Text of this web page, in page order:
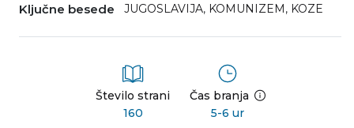
Ključne besede
JUGOSLAVIJA, KOMUNIZEM, KOZE
Število strani
160
Čas branja
5-6 ur